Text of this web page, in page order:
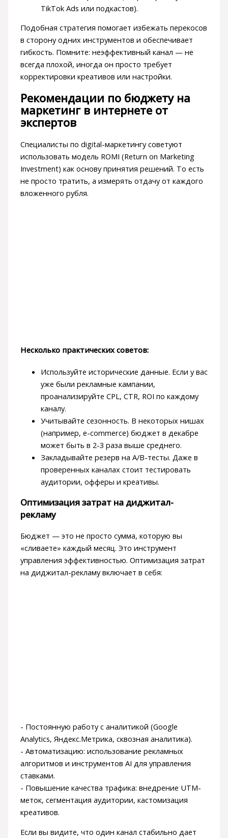
TikTok Ads или подкастов).
Подобная стратегия помогает избежать перекосов
в сторону одних инструментов и обеспечивает
гибкость. Помните: неэффективный канал — не
всегда плохой, иногда он просто требует
корректировки креативов или настройки.
Рекомендации по бюджету на
маркетинг в интернете от
экспертов
Специалисты по digital-маркетингу советуют
использовать модель ROMI (Return on Marketing
Investment) как основу принятия решений. То есть
не просто тратить, а измерять отдачу от каждого
вложенного рубля.
Несколько практических советов:
Используйте исторические данные. Если у вас
уже были рекламные кампании,
проанализируйте CPL, CTR, ROI по каждому
каналу.
Учитывайте сезонность. В некоторых нишах
(например, e-commerce) бюджет в декабре
может быть в 2-3 раза выше среднего.
Закладывайте резерв на A/B-тесты. Даже в
проверенных каналах стоит тестировать
аудитории, офферы и креативы.
Оптимизация затрат на диджитал-
рекламу
Бюджет — это не просто сумма, которую вы
«сливаете» каждый месяц. Это инструмент
управления эффективностью. Оптимизация затрат
на диджитал-рекламу включает в себя:
- Постоянную работу с аналитикой (Google
Analytics, Яндекс.Метрика, сквозная аналитика).
- Автоматизацию: использование рекламных
алгоритмов и инструментов AI для управления
ставками.
- Повышение качества трафика: внедрение UTM-
меток, сегментация аудитории, кастомизация
креативов.
Если вы видите, что один канал стабильно дает